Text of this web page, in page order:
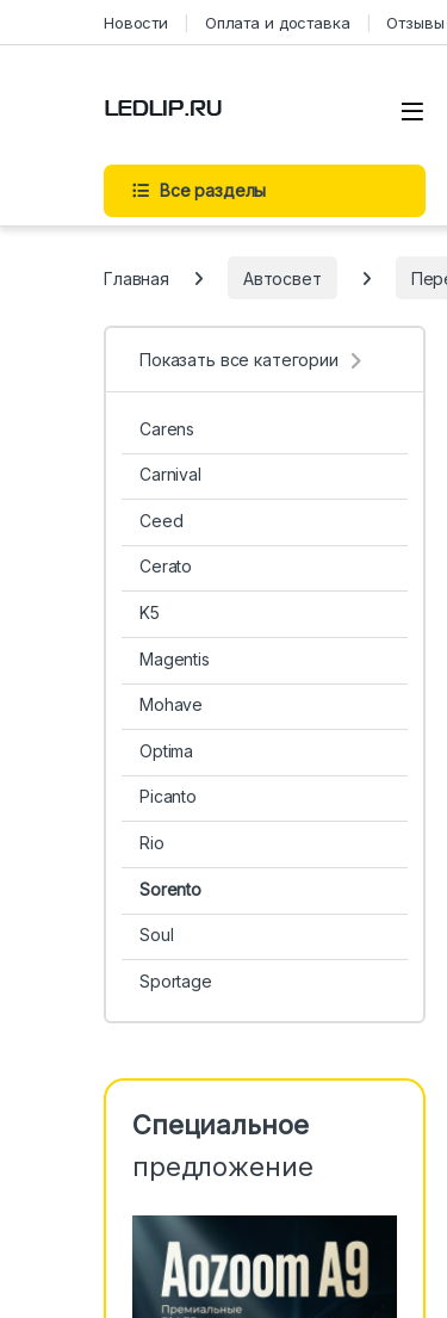
Перейти к содержимому
Новости Оплата и доставка Отзывы
Все разделы
Главная Автосвет
Показать все категории
Carens
Carnival
Ceed
Cerato
K5
Magentis
Mohave
Optima
Picanto
Rio
Sorento
Soul
Sportage
Специальное
предложение